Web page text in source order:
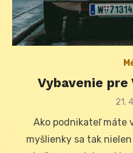
Vybavenie pre
21.
Ako podnikateľ máte
myšlienky sa tak